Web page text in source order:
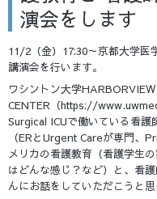
演会をします
11/2（金）17:30～京都大学
講演会を行います。
ワシントン大学HARBORVIEW
CENTER（https://
Surgical ICUで働いている看
（ERとUrgent Careが専門、
メリカの看護教育（看護学生
はどんな感じ？など）と、看
んにお話をしていただこうと思